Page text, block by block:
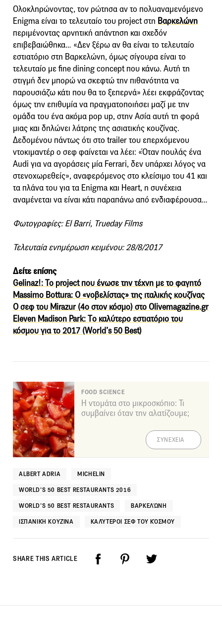
Ολοκληρώνοντας, τον ρώτησα αν το πολυαναμενόμενο
Enigma είναι το τελευταίο του project στη Βαρκελώνη
περιμένοντας αρνητική απάντηση και σχεδόν
επιβεβαιώθηκα… «Δεν ξέρω αν θα είναι το τελευταίο
εστιατόριο στη Βαρκελώνη, όμως σίγουρα είναι το
τελευταίο με fine dining concept που κάνω. Αυτή τη
στιγμή δεν μπορώ να σκεφτώ την πιθανότητα να
παρουσιάζω κάτι που θα το ξεπερνά» λέει εκφράζοντας
όμως την επιθυμία να πραγματοποιήσει μαζί με την
ομάδα του ένα ακόμα pop up, στην Ασία αυτή τη φορά
μιας και δηλώνει λάτρης της ασιατικής κουζίνας.
Δεδομένου πάντως ότι στο trailer του επερχόμενου
ντοκιμαντέρ ο σεφ φαίνεται να λέει: «Όταν πουλάς ένα
Audi για να αγοράσεις μία Ferrari, δεν υπάρχει λόγος να
στενοχωρεθείς», αναφερόμενος στο κλείσιμο του 41 και
τα πλάνα του για τα Enigma και Heart, η συνέχεια
αναμένεται να είναι κάτι παραπάνω από ενδιαφέρουσα…
Φωτογραφίες: El Barri, Trueday Films
Τελευταία ενημέρωση κειμένου: 28/8/2017
Δείτε επίσης
Gelinaz!: Το project που ένωσε την τέχνη με το φαγητό
Massimo Bottura: Ο «νοβελίστας» της ιταλικής κουζίνας
Ο σεφ του Mirazur (4ο στον κόσμο) στο Olivemagazine.gr
Eleven Madison Park: Tο καλύτερο εστιατόριο του
κόσμου για το 2017 (World’s 50 Best)
FOOD SCIENCE
Η ντομάτα στο μικροσκόπιο: Τι
συμβαίνει όταν την αλατίζουμε;
ΣΥΝΕΧΕΙΑ
ALBERT ADRIA MICHELIN
WORLD'S 50 BEST RESTAURANTS 2016
WORLD’S 50 BEST RESTAURANTS ΒΑΡΚΕΛΏΝΗ
ΙΣΠΑΝΙΚΉ ΚΟΥΖΊΝΑ ΚΑΛΎΤΕΡΟΙ ΣΕΦ ΤΟΥ ΚΌΣΜΟΥ
SHARE THIS ARTICLE